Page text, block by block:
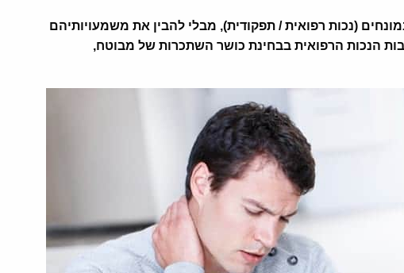
(נכות רפואית / תפקודית), מבלי להבין את משמעויותיהם
הנכות הרפואית בבחינת כושר השתכרות של מבוטח,